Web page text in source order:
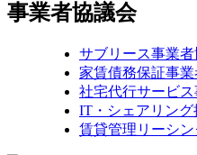
事業者協議会
サブリース事業者
家賃債務保証事
社宅代行サービ
IT・シェアリン
賃貸管理リーシ